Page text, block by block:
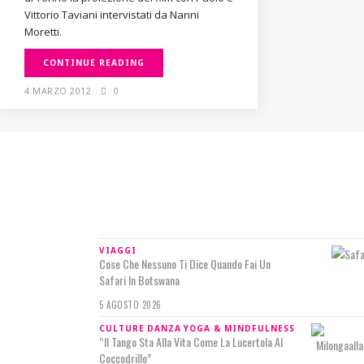
Vittorio Taviani intervistati da Nanni
Moretti.
CONTINUE READING
4 MARZO 2012 0
VIAGGI
Cose Che Nessuno Ti Dice Quando Fai Un
Safari In Botswana
5 AGOSTO 2026
CULTURE DANZA YOGA & MINDFULNESS
“Il Tango Sta Alla Vita Come La Lucertola Al
Coccodrillo”